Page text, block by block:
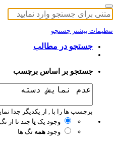
بیشتر جستجو
جستجو در مطالب
جستجو بر اساس برچسب
برچسب ها را با , از یکدیگر جدا نمایید.
وجود یکیاچند تا از تگ ها
وجودهمهتگ ها